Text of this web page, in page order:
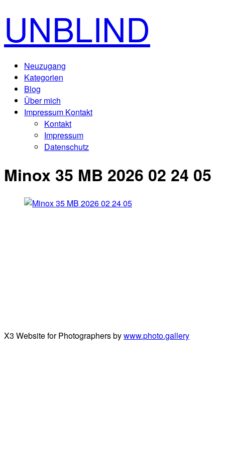
UNBLIND
Neuzugang
Kategorien
Blog
Über mich
Impressum Kontakt
Kontakt
Impressum
Datenschutz
Minox 35 MB 2026 02 24 05
X3 Website for Photographers bywww.photo.gallery